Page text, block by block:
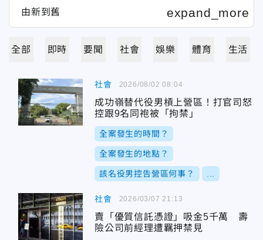
全部 即時 要聞 社會 娛樂 體育 生活
社會
成功嶺替代役男槓上營區！打官司怒
控跟9名同袍被「拘禁」
全案發生的時間？
全案發生的地點？
該名役男控告營區何事？
2026/08/02 08:04
社會
賣「優質信託憑證」吸金5千萬 壽
險公司前經理遭羈押禁見
2026/03/07 21:13